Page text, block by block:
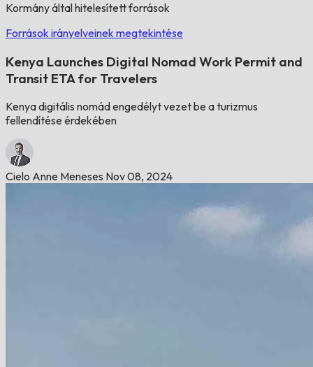
Kormány által hitelesített források
Források irányelveinek megtekintése
Kenya Launches Digital Nomad Work Permit and
Transit ETA for Travelers
Kenya digitális nomád engedélyt vezet be a turizmus
fellendítése érdekében
Cielo Anne Meneses Nov 08, 2024